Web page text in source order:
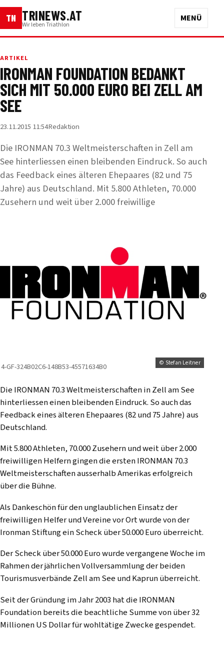
TN TRINEWS.AT
Wir leben Triathlon
MENÜ
ARTIKEL
IRONMAN FOUNDATION BEDANKT
SICH MIT 50.000 EURO BEI ZELL AM
SEE
23.11.2015 11:54Redaktion
Die IRONMAN 70.3 Weltmeisterschaften in Zell am
See hinterliessen einen bleibenden Eindruck. So auch
das Feedback eines älteren Ehepaares (82 und 75
Jahre) aus Deutschland. Mit 5.800 Athleten, 70.000
Zusehern und weit über 2.000 freiwillige
© Stefan Leitner
4-GF-324B02C6-148B53-45571634B0
Die IRONMAN 70.3 Weltmeisterschaften in Zell am See
hinterliessen einen bleibenden Eindruck. So auch das
Feedback eines älteren Ehepaares (82 und 75 Jahre)aus
Deutschland.
Mit 5.800 Athleten, 70.000 Zusehern und weit über 2.000
freiwilligen Helfern gingen die ersten IRONMAN 70.3
Weltmeisterschaften ausserhalb Amerikas erfolgreich
über die Bühne.
Als Dankeschön für den unglaublichen Einsatz der
freiwilligen Helfer und Vereine vor Ort wurde von der
Ironman Stiftung ein Scheck über 50.000 Euro überreicht.
Der Scheck über 50.000 Euro wurde vergangene Woche im
Rahmen der jährlichen Vollversammlung der beiden
Tourismusverbände Zell am See und Kaprun überreicht.
Seit der Gründung im Jahr 2003 hat die IRONMAN
Foundation bereits die beachtliche Summe von über 32
Millionen US Dollar für wohltätige Zwecke gespendet.